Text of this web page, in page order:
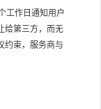
工作日通知用户
给第三方，而无
约束，服务商与